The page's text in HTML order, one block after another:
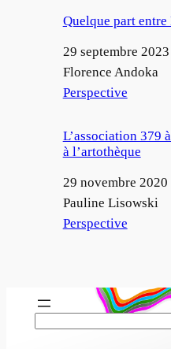
Quelque part
Date
29 septembre 2023
Auteur
Florence Andoka
Par rapport à
Perspective
L’association 379
à l’artothèque
Date
29 novembre 2020
Auteur
Pauline Lisowski
Par rapport à
Perspective